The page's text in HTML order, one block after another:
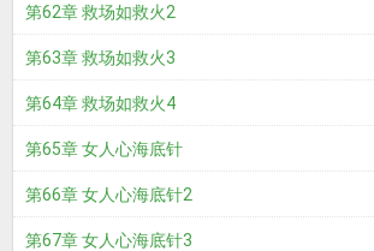
第62章 救场如救火2
第63章 救场如救火3
第64章 救场如救火4
第65章 女人心海底针
第66章 女人心海底针2
第67章 女人心海底针3